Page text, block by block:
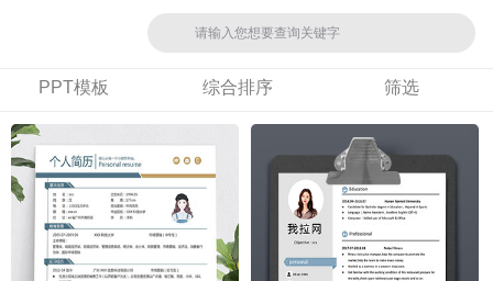
PPT模板 综合排序 筛选